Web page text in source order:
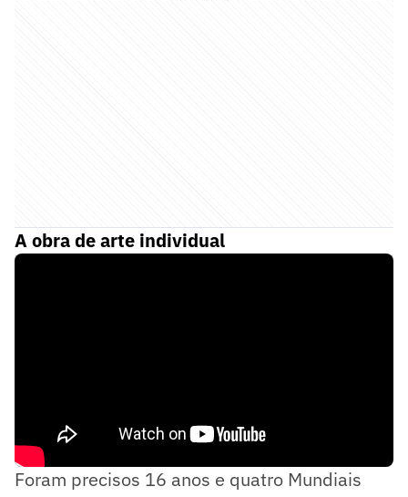
A obra de arte individual
Foram precisos 16 anos e quatro Mundiais